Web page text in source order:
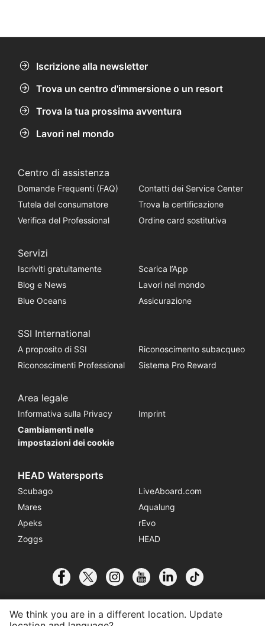
Iscrizione alla newsletter
Trova un centro d'immersione o un resort
Trova la tua prossima avventura
Lavori nel mondo
Centro di assistenza
Domande Frequenti (FAQ)
Contatti dei Service Center
Tutela del consumatore
Trova la certificazione
Verifica del Professional
Ordine card sostitutiva
Servizi
Iscriviti gratuitamente
Scarica l’App
Blog e News
Lavori nel mondo
Blue Oceans
Assicurazione
SSI International
A proposito di SSI
Riconoscimento subacqueo
Riconoscimenti Professional
Sistema Pro Reward
Area legale
Informativa sulla Privacy
Imprint
Cambiamenti nelle
impostazioni dei cookie
HEAD Watersports
Scubago
LiveAboard.com
Mares
Aqualung
Apeks
rEvo
Zoggs
HEAD
We think you are in a different location. Update